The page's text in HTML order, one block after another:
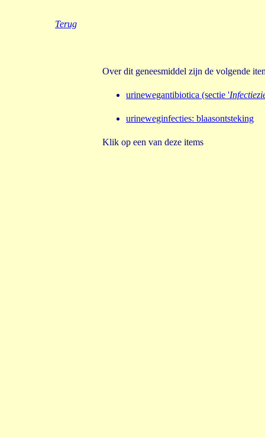
Terug
Over dit geneesmiddel zijn de volgende
urinewegantibiotica (sectie '
urineweginfecties: blaasontsteking
Klik op een van deze items